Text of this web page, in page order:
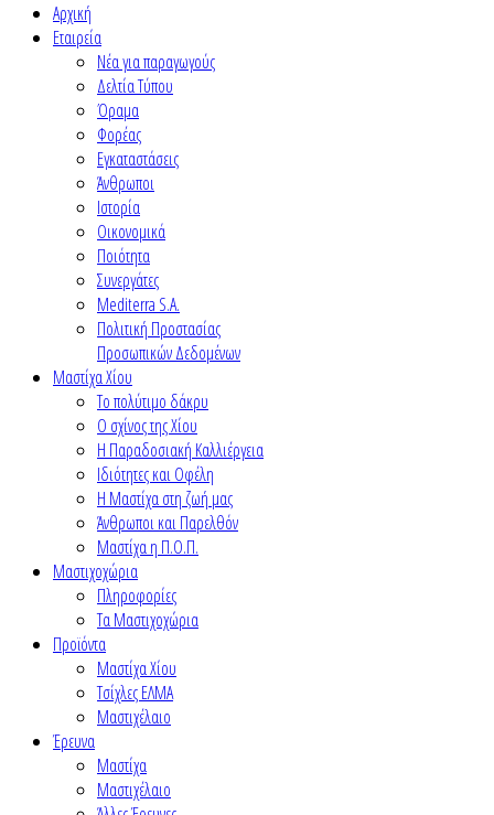
Αρχική
Εταιρεία
Νέα για παραγωγούς
Δελτία Τύπου
Όραμα
Φορέας
Εγκαταστάσεις
Άνθρωποι
Ιστορία
Οικονομικά
Ποιότητα
Συνεργάτες
Mediterra S.A.
Πολιτική Προστασίας
Προσωπικών Δεδομένων
Μαστίχα Χίου
Το πολύτιμο δάκρυ
Ο σχίνος της Χίου
Η Παραδοσιακή Καλλιέργεια
Ιδιότητες και Οφέλη
Η Μαστίχα στη ζωή μας
Άνθρωποι και Παρελθόν
Μαστίχα η Π.Ο.Π.
Μαστιχοχώρια
Πληροφορίες
Τα Μαστιχοχώρια
Προϊόντα
Μαστίχα Χίου
Τσίχλες ΕΛΜΑ
Μαστιχέλαιο
Έρευνα
Μαστίχα
Μαστιχέλαιο